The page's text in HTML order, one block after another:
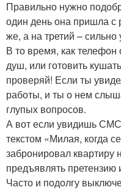
Правильно нужно
один день она пришла с
же, а на третий –
В то время, как
душ, или готовить
проверяй! Если ты
работы, и ты о нем
глупых вопросов.
А вот если увидишь СМС
текстом «Милая, когда
забронировал квартиру
предъявлять претензию
Часто и подолгу